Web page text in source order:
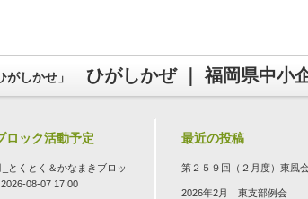
しかせ」 ひがしかぜ ｜ 福岡県中小
ロック活動予定
_とくとく＆かなまきブロッ
08-07 17:00
最近の投稿
第２５９回（２月度）東風
2026年2月 東支部例会